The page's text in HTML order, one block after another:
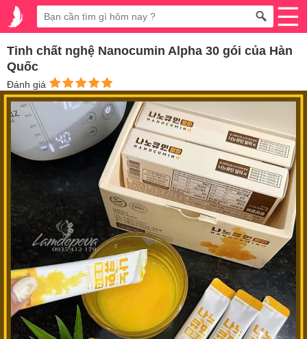
Tinh chất nghệ Nanocumin Alpha 30 gói của Hàn
Quốc
Đánh giá